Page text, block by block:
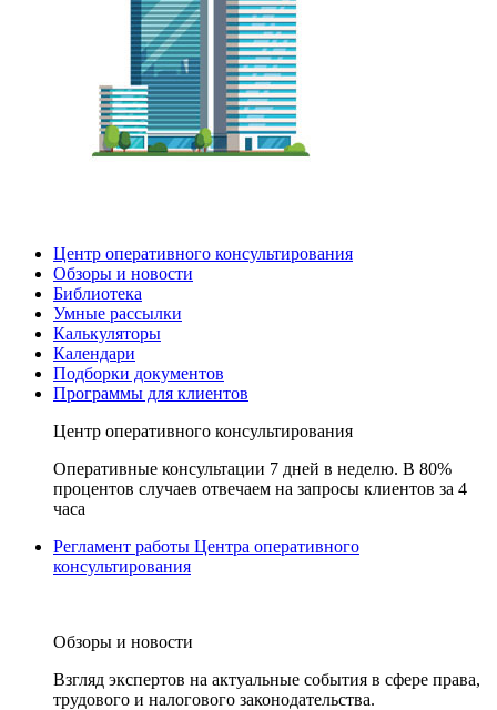
Центр оперативного консультирования
Обзоры и новости
Библиотека
Умные рассылки
Калькуляторы
Календари
Подборки документов
Программы для клиентов
Центр оперативного консультирования
Оперативные консультации 7 дней в неделю. В 80%
процентов случаев отвечаем на запросы клиентов за 4
часа
Регламент работы Центра оперативного
консультирования
Обзоры и новости
Взгляд экспертов на актуальные события в сфере права,
трудового и налогового законодательства.